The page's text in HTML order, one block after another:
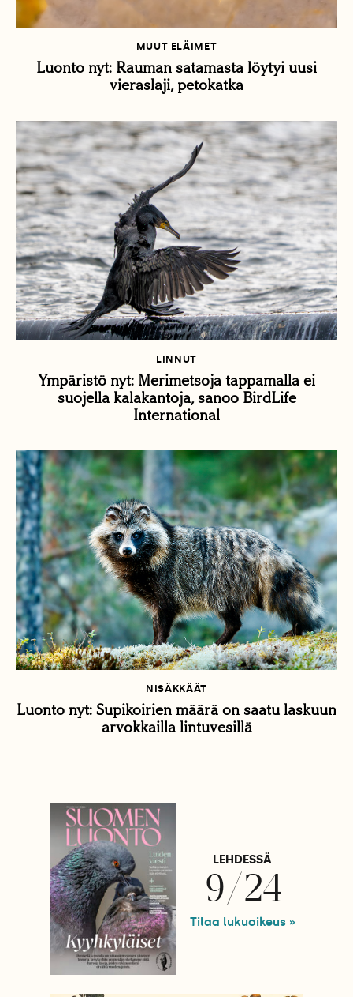
MUUT ELÄIMET
Luonto nyt: Rauman satamasta löytyi uusi
vieraslaji, petokatka
LINNUT
Ympäristö nyt: Merimetsoja tappamalla ei
suojella kalakantoja, sanoo BirdLife
International
NISÄKKÄÄT
Luonto nyt: Supikoirien määrä on saatu laskuun
arvokkailla lintuvesillä
LEHDESSÄ
9/24
Tilaa lukuoikeus »